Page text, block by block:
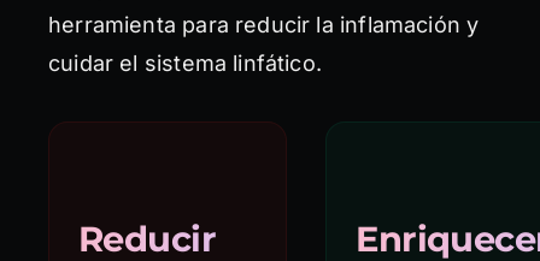
herramienta para reducir la inflamación y
cuidar el sistema linfático.
Reducir